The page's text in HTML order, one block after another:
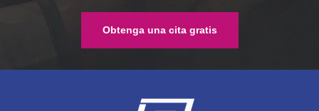
Obtenga una cita gratis